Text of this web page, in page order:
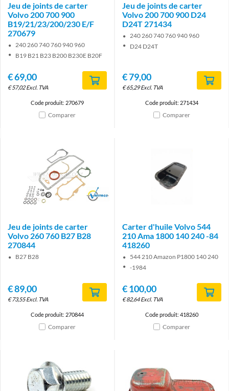
Jeu de joints de carter
Volvo 200 700 900
B19/21/23/200/230 E/F
270679
240 260 740 760 940 960
B19 B21 B23 B200 B230E B20F
€69,00
€57,02 Excl. TVA
Code produit: 270679
Comparer
Jeu de joints de carter
Volvo 200 700 900 D24
D24T 271434
240 260 740 760 940 960
D24 D24T
€79,00
€65,29 Excl. TVA
Code produit: 271434
Comparer
Brand
Jeu de joints de carter
Volvo 260 760 B27 B28
270844
B27 B28
€89,00
€73,55 Excl. TVA
Code produit: 270844
Comparer
Carter d'huile Volvo 544
210 Ama 1800 140 240 -84
418260
544 210 Amazon P1800 140 240
-1984
€100,00
€82,64 Excl. TVA
Code produit: 418260
Comparer